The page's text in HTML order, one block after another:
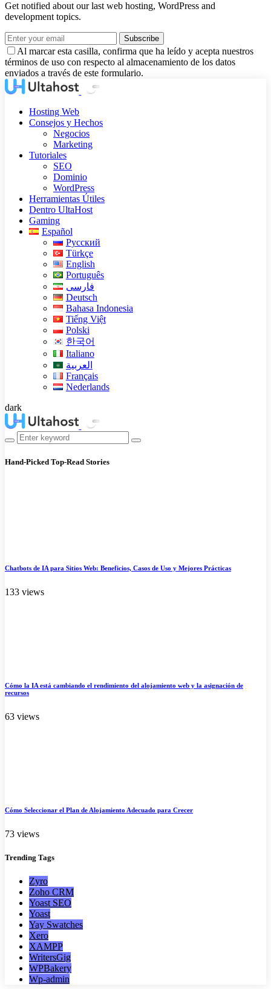
Get notified about our last web hosting, WordPress and
development topics.
Subscribe
Al marcar esta casilla, confirma que ha leído y acepta nuestros
términos de uso con respecto al almacenamiento de los datos
enviados a través de este formulario.
Hosting Web
Consejos y Hechos
Negocios
Marketing
Tutoriales
SEO
Dominio
WordPress
Herramientas Útiles
Dentro UltaHost
Gaming
Español
Русский
Türkçe
English
Português
فارسی
Deutsch
Bahasa Indonesia
Tiếng Việt
Polski
한국어
Italiano
العربية
Français
Nederlands
dark
Hand-Picked Top-Read Stories
Chatbots de IA para Sitios Web: Beneficios, Casos de Uso y Mejores Prácticas
133 views
Cómo la IA está cambiando el rendimiento del alojamiento web y la asignación de
recursos
63 views
Cómo Seleccionar el Plan de Alojamiento Adecuado para Crecer
73 views
Trending Tags
Zyro
Zoho CRM
Yoast SEO
Yoast
Yay Swatches
Xero
XAMPP
WritersGig
WPBakery
Wp-admin